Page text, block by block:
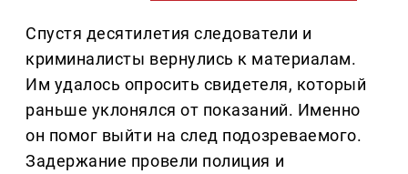
Спустя десятилетия следователи и
криминалисты вернулись к материалам.
Им удалось опросить свидетеля, который
раньше уклонялся от показаний. Именно
он помог выйти на след подозреваемого.
Задержание провели полиция и